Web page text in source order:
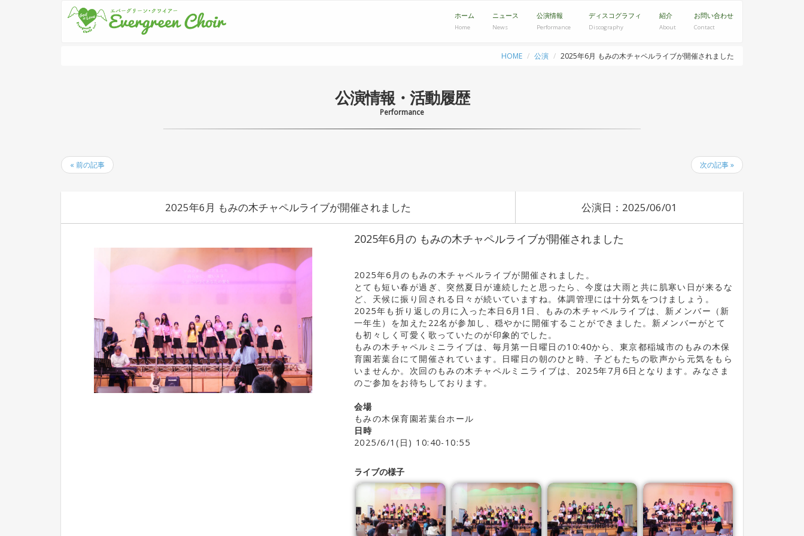
ホーム
Home
ニュース
News
公演情報
Performance
ディスコグラフィ
Discography
紹介
About
お問い合わせ
Contact
HOME 公演 2025年6月 もみの木チャペルライブが開催されました
公演情報・活動履歴
Performance
« 前の記事 次の記事 »
2025年6月 もみの木チャペルライブが開催されました 公演日：2025/06/01
2025年6月の もみの木チャペルライブが開催されました
2025年6月のもみの木チャペルライブが開催されました。
とても短い春が過ぎ、突然夏日が連続したと思ったら、今度は大雨と共に肌寒い日が来るな
ど、天候に振り回される日々が続いていますね。体調管理には十分気をつけましょう。
2025年も折り返しの月に入った本日6月1日、もみの木チャペルライブは、新メンバー（新
一年生）を加えた22名が参加し、穏やかに開催することができました。新メンバーがとて
も初々しく可愛く歌っていたのが印象的でした。
もみの木チャペルミニライブは、毎月第一日曜日の10:40から、東京都稲城市のもみの木保
育園若葉台にて開催されています。日曜日の朝のひと時、子どもたちの歌声から元気をもら
いませんか。次回のもみの木チャペルミニライブは、2025年7月6日となります。みなさま
のご参加をお待ちしております。
会場
もみの木保育園若葉台ホール
日時
2025/6/1(日) 10:40-10:55
ライブの様子